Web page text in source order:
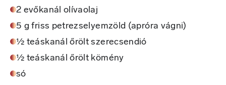
2 evőkanál olívaolaj
5 g friss petrezselyemzöld (apróra vágni)
½ teáskanál őrölt szerecsendió
½ teáskanál őrölt kömény
só